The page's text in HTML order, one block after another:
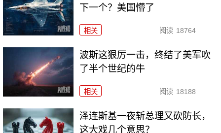
下一个？美国懵了
相关 阅读 18764
波斯这狠厉一击，终结了美军吹
了半个世纪的牛
相关 阅读 18188
泽连斯基一夜斩总理又砍防长，
这大戏几个意思？